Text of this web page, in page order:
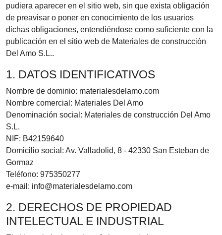
pudiera aparecer en el sitio web, sin que exista obligación
de preavisar o poner en conocimiento de los usuarios
dichas obligaciones, entendiéndose como suficiente con la
publicación en el sitio web de Materiales de construcción
Del Amo S.L..
1. DATOS IDENTIFICATIVOS
Nombre de dominio: materialesdelamo.com
Nombre comercial: Materiales Del Amo
Denominación social: Materiales de construcción Del Amo
S.L.
NIF: B42159640
Domicilio social: Av. Valladolid, 8 - 42330 San Esteban de
Gormaz
Teléfono: 975350277
e-mail: info@materialesdelamo.com
2. DERECHOS DE PROPIEDAD
INTELECTUAL E INDUSTRIAL